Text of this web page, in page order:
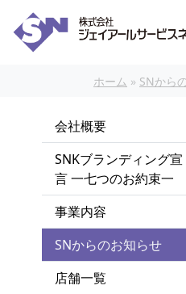
ホーム » SNから
会社概要
SNKブランディング宣
言 一七つのお約束一
事業内容
SNからのお知らせ
店舗一覧